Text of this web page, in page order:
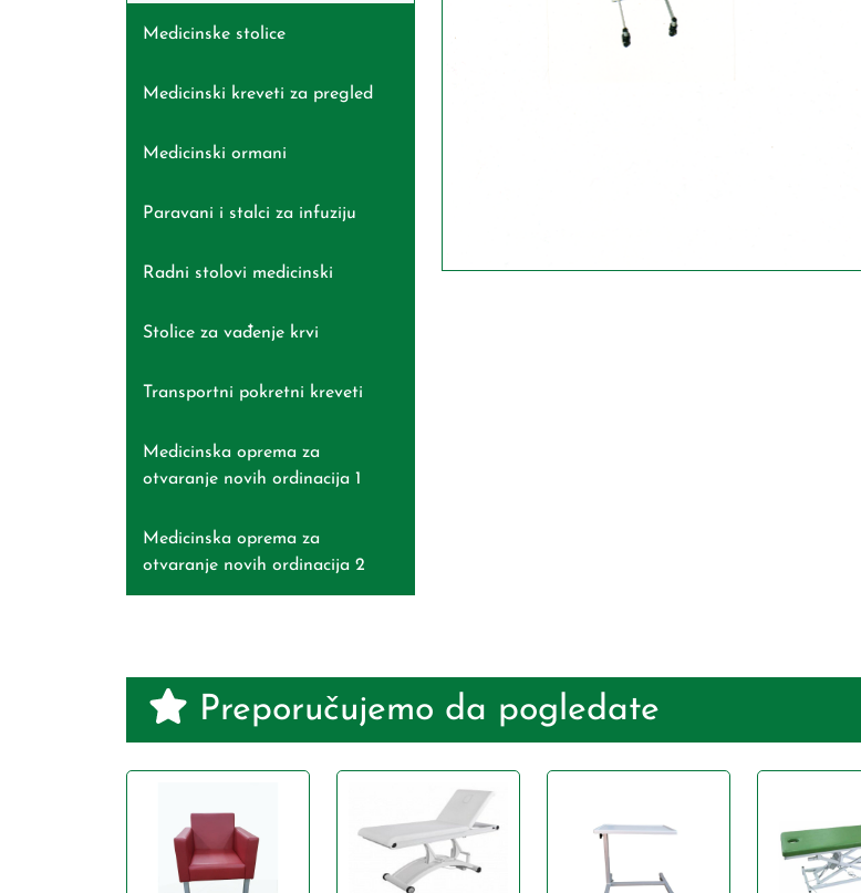
Medicinske stolice
Medicinski kreveti za pregled
Medicinski ormani
Paravani i stalci za infuziju
Radni stolovi medicinski
Stolice za vađenje krvi
Transportni pokretni kreveti
Medicinska oprema za
otvaranje novih ordinacija 1
Medicinska oprema za
otvaranje novih ordinacija 2
Preporučujemo da pogledate